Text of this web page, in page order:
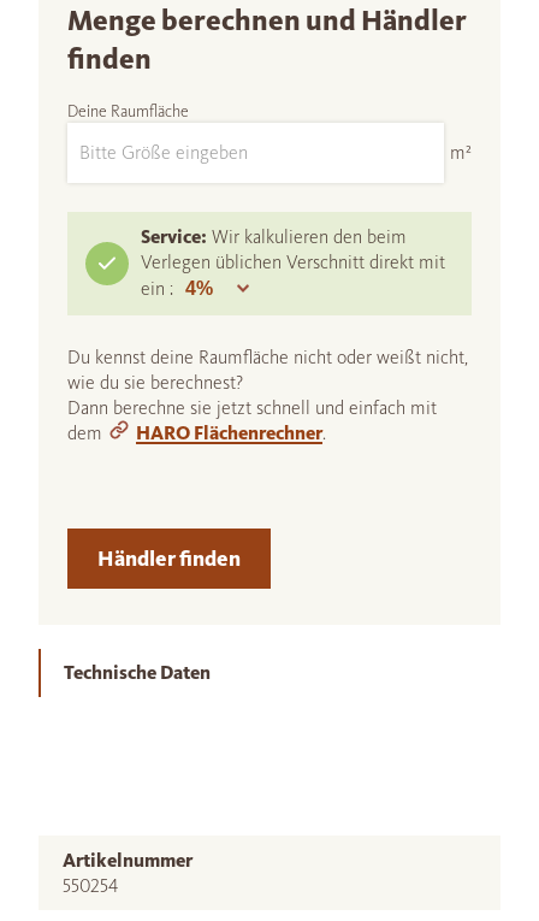
Menge berechnen und Händler
finden
Deine Raumfläche
m²
Service: Wir kalkulieren den beim
Verlegen üblichen Verschnitt direkt mit
ein :
Du kennst deine Raumfläche nicht oder weißt nicht,
wie du sie berechnest?
Dann berechne sie jetzt schnell und einfach mit
dem
HARO Flächenrechner.
Händler finden
Technische Daten
Artikelnummer
550254